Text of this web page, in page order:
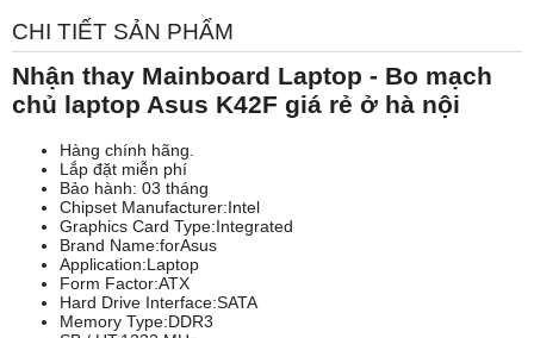
CHI TIẾT SẢN PHẨM
Nhận thay Mainboard Laptop - Bo mạch
chủ laptop Asus K42F giá rẻ ở hà nội
Hàng chính hãng.
Lắp đặt miễn phí
Bảo hành: 03 tháng
Chipset Manufacturer:Intel
Graphics Card Type:Integrated
Brand Name:forAsus
Application:Laptop
Form Factor:ATX
Hard Drive Interface:SATA
Memory Type:DDR3